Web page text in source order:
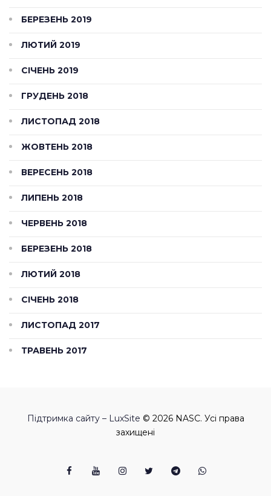
БЕРЕЗЕНЬ 2019
ЛЮТИЙ 2019
СІЧЕНЬ 2019
ГРУДЕНЬ 2018
ЛИСТОПАД 2018
ЖОВТЕНЬ 2018
ВЕРЕСЕНЬ 2018
ЛИПЕНЬ 2018
ЧЕРВЕНЬ 2018
БЕРЕЗЕНЬ 2018
ЛЮТИЙ 2018
СІЧЕНЬ 2018
ЛИСТОПАД 2017
ТРАВЕНЬ 2017
Підтримка сайту – LuxSite © 2026 NASC. Усі права
захищені